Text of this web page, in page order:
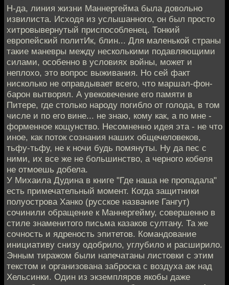
Н-да, линия жизни Маннергейма была довольно
извилиста. Исходя из услышанного, он был просто
хитровывернутый приспособленец. Тонкий
европейский политИк, блин... Для маленькой страны
такие маневры между несколькими подавляющими
силами, особенно в условиях войны, может и
неплохо, это вопрос выживания. Но сей факт
нисколько не оправдывает всего, что маршал-фон-
барон вытворял. А увековечение его памяти в
Питере, где столько народу погибло от голода, в том
числе и по его вине... не знаю, кому как, а по мне -
форменное кощунство. Несомненно идея эта - не что
иное, как поток сознания наших общечеловеков,
тьфу-тьфу, не к ночи будь помянуты. Ну да пес с
ними, их все же не большинство, а черного кобеля
не отмоешь добела.
У Михаила Дудина в книге "Где наша не пропадала"
есть примечательный момент. Когда защитники
полуострова Ханко (русское название Гангут)
сочинили обращение к Маннергейму, совершенно в
стиле знаменитого письма казаков султану. Та же
сочность и ядреность эпитетов. Командование
инициативу снизу одобрило, углубило и расширило.
Энным тиражом были напечатаны листовки с этим
текстом и организована заброска с воздуха аж над
Хельсинки. Один из экземпляров якобы даже